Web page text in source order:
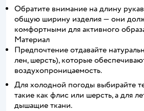
Обратите внимание на длину
общую ширину изделия — они
комфортными для активного
Материал
Предпочтение отдавайте
лен, шерсть), которые
воздухопроницаемость.
Для холодной погоды выбирайте
такие как флис или шерсть, а для
дышащие ткани.